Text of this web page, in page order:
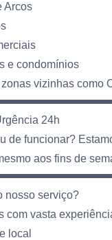
Arcos
e condomínios
vizinhas como
24h
de funcionar?
aos fins de
nosso serviço?
com vasta
local